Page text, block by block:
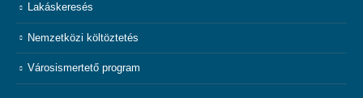
Lakáskeresés
Nemzetközi költöztetés
Városismertető program